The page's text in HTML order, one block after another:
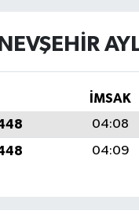
NEVŞEHIR
İMSAK
04:08
04:09